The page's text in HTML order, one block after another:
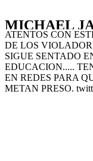
MICHAEL
ATENTOS CON
DE LOS
SIGUE SENTADO
EDUCACION.....
EN REDES PARA
METAN PRESO.